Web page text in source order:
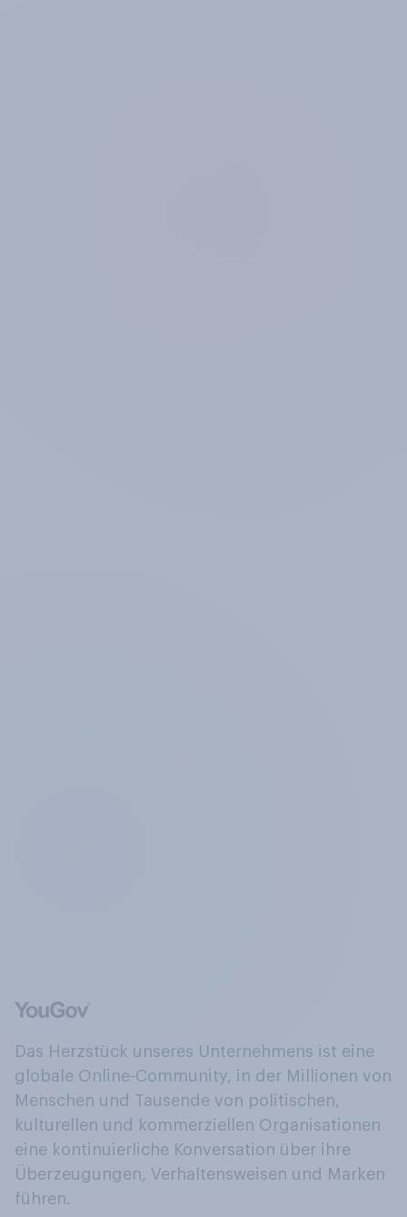
Das Herzstück unseres Unternehmens ist eine
globale Online-Community, in der Millionen von
Menschen und Tausende von politischen,
kulturellen und kommerziellen Organisationen
eine kontinuierliche Konversation über ihre
Überzeugungen, Verhaltensweisen und Marken
führen.